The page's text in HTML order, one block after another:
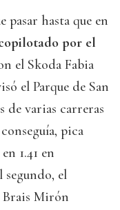
pasar hasta que en
por el
el Skoda Fabia
el Parque de San
de varias carreras
pica
1.41 en
el
Mirón